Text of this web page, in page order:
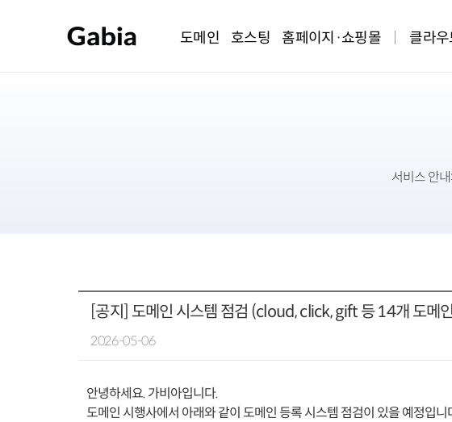
도메인 호스팅 홈페이지·쇼핑몰 클라우
서비스 안
[공지] 도메인 시스템 점검 (cloud, click, gift 등 14개 도메
2026-05-06
안녕하세요. 가비아입니다.
도메인 시행사에서 아래와 같이 도메인 등록 시스템 점검이 있을 예정입니